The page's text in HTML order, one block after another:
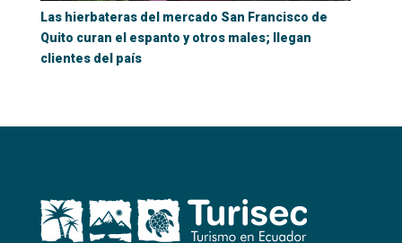
Las hierbateras del mercado San Francisco de
Quito curan el espanto y otros males; llegan
clientes del país